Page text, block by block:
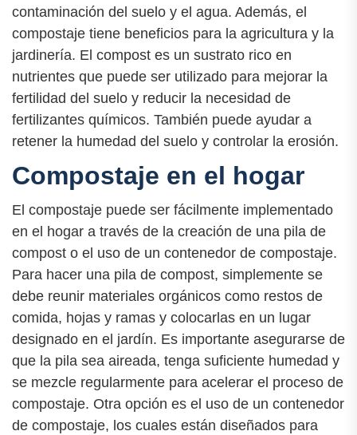
contaminación del suelo y el agua. Además, el
compostaje tiene beneficios para la agricultura y la
jardinería. El compost es un sustrato rico en
nutrientes que puede ser utilizado para mejorar la
fertilidad del suelo y reducir la necesidad de
fertilizantes químicos. También puede ayudar a
retener la humedad del suelo y controlar la erosión.
Compostaje en el hogar
El compostaje puede ser fácilmente implementado
en el hogar a través de la creación de una pila de
compost o el uso de un contenedor de compostaje.
Para hacer una pila de compost, simplemente se
debe reunir materiales orgánicos como restos de
comida, hojas y ramas y colocarlas en un lugar
designado en el jardín. Es importante asegurarse de
que la pila sea aireada, tenga suficiente humedad y
se mezcle regularmente para acelerar el proceso de
compostaje. Otra opción es el uso de un contenedor
de compostaje, los cuales están diseñados para